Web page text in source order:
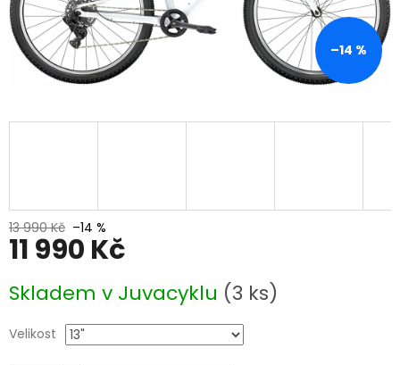
–14 %
13 990 Kč –14 %
11 990 Kč
cena:
Skladem v Juvacyklu (3 ks)
Velikost